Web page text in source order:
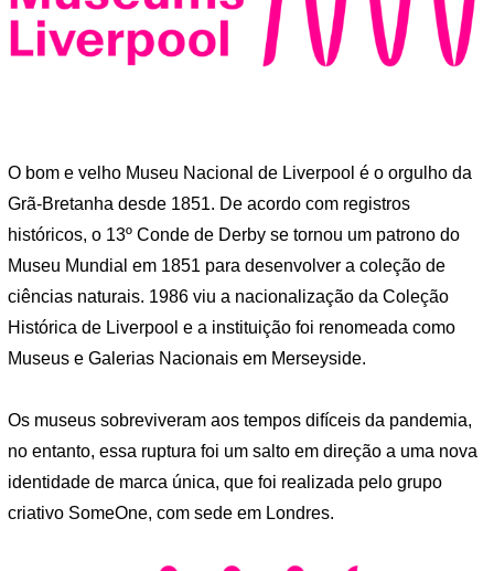
O bom e velho Museu Nacional de Liverpool é o orgulho da
Grã-Bretanha desde 1851. De acordo com registros
históricos, o 13º Conde de Derby se tornou um patrono do
Museu Mundial em 1851 para desenvolver a coleção de
ciências naturais. 1986 viu a nacionalização da Coleção
Histórica de Liverpool e a instituição foi renomeada como
Museus e Galerias Nacionais em Merseyside.
Os museus sobreviveram aos tempos difíceis da pandemia,
no entanto, essa ruptura foi um salto em direção a uma nova
identidade de marca única, que foi realizada pelo grupo
criativo SomeOne, com sede em Londres.